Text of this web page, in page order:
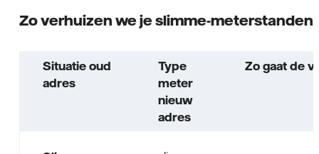
Zo verhuizen we je slimme-meterstanden
Situatie oud
adres
Type
meter
nieuw
adres
Zo gaat de